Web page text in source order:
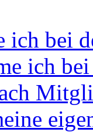
ich bei
ich